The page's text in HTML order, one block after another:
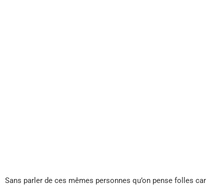
Sans parler de ces mêmes personnes qu’on pense folles car